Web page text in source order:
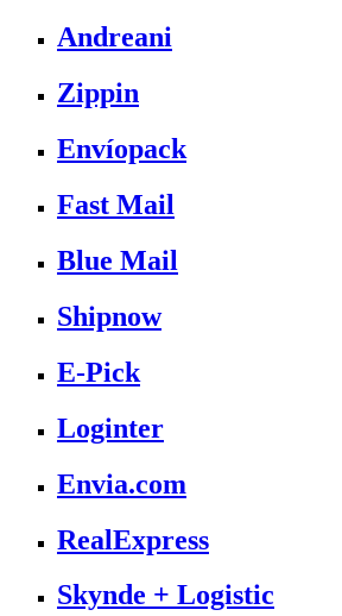
Andreani
Zippin
Envíopack
Fast Mail
Blue Mail
Shipnow
E-Pick
Loginter
Envia.com
RealExpress
Skynde + Logistic